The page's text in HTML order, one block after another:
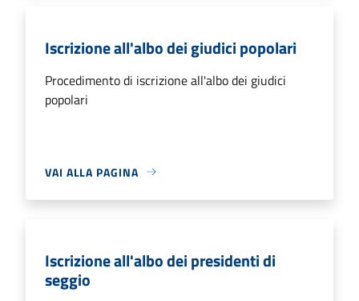
Iscrizione all'albo dei giudici popolari
Procedimento di iscrizione all'albo dei giudici
popolari
VAI ALLA PAGINA
Iscrizione all'albo dei presidenti di
seggio